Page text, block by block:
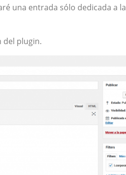
una entrada sólo dedicada a la
del plugin.